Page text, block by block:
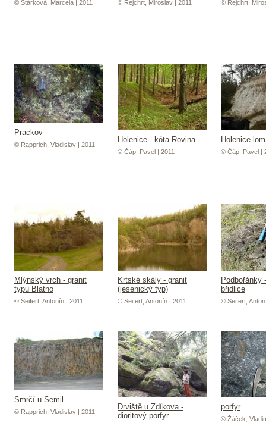
© Stárková, Marcela | 2011 © Rejchrt, Miroslav | 2011 © Rejchrt,
Prackov
© Rapprich, Vladislav | 2011
Holenice - kóta Rovina
© Čáp, Pavel | 2011
Holenice lom
© Čáp, Pavel |
Mlýnský vrch - granit
typu Blatno
© Seifert, Antonín | 2011
Krtské skály - granit
(jesenický typ)
© Seifert, Antonín | 2011
Podbořánky
břidlice
© Seifert,
Smrčí u Semil
© Rapprich, Vladislav | 2011
Drviště u Zdíkova -
dioritový porfyr
porfyr
© Žáček,